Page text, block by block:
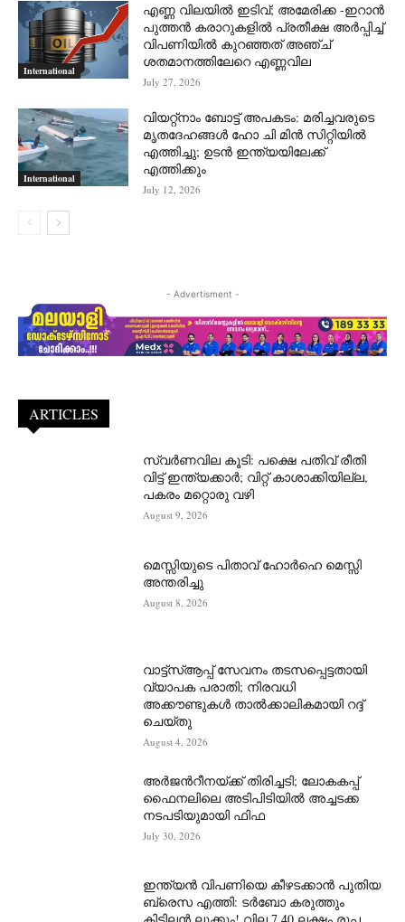
International
എണ്ണ വിലയില്‍ ഇടിവ്; അമേരിക്ക -ഇറാന്‍
പുത്തന്‍ കരാറുകളില്‍ പ്രതീക്ഷ അര്‍പ്പിച്ച്
വിപണിയില്‍ കുറഞ്ഞത് അഞ്ച്
ശതമാനത്തിലേറെ എണ്ണവില
July 27, 2026
International
വിയറ്റ്നാം ബോട്ട് അപകടം: മരിച്ചവരുടെ
മൃതദേഹങ്ങൾ ഹോ ചി മിൻ സിറ്റിയിൽ
എത്തിച്ചു; ഉടൻ ഇന്ത്യയിലേക്ക്
എത്തിക്കും
July 12, 2026
- Advertisment -
ARTICLES
സ്വർണവില കൂടി: പക്ഷെ പതിവ് രീതി
വിട്ട് ഇന്ത്യക്കാർ; വിറ്റ് കാശാക്കിയില്ല,
പകരം മറ്റൊരു വഴി
August 9, 2026
മെസ്സിയുടെ പിതാവ് ഹോർഹെ മെസ്സി
അന്തരിച്ചു
August 8, 2026
വാട്ട്‌സ്ആപ്പ് സേവനം തടസപ്പെട്ടതായി
വ്യാപക പരാതി; നിരവധി
അക്കൗണ്ടുകൾ താൽക്കാലികമായി റദ്ദ്
ചെയ്തു
August 4, 2026
അർജന്‍റീനയ്ക്ക് തിരിച്ചടി; ലോകകപ്പ്
ഫൈനലിലെ അടിപിടിയിൽ അച്ചടക്ക
നടപടിയുമായി ഫിഫ
July 30, 2026
ഇന്ത്യൻ വിപണിയെ കീഴടക്കാന്‍ പുതിയ
ബ്രെസ എത്തി: ടർബോ കരുത്തും